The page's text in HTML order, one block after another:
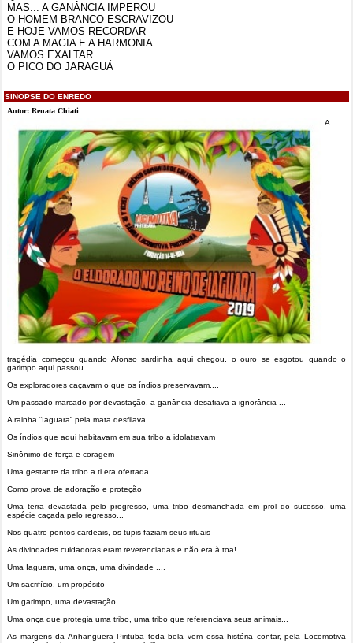
MAS... A GANÂNCIA IMPEROU
O HOMEM BRANCO ESCRAVIZOU
E HOJE VAMOS RECORDAR
COM A MAGIA E A HARMONIA
VAMOS EXALTAR
O PICO DO JARAGUÁ
SINOPSE DO ENREDO
Autor: Renata Chiati
A
tragédia começou quando Afonso sardinha aqui chegou, o ouro se esgotou quando o
garimpo aqui passou
Os exploradores caçavam o que os índios preservavam....
Um passado marcado por devastação, a ganância desafiava a ignorância ...
A rainha “Iaguara” pela mata desfilava
Os índios que aqui habitavam em sua tribo a idolatravam
Sinônimo de força e coragem
Uma gestante da tribo a ti era ofertada
Como prova de adoração e proteção
Uma terra devastada pelo progresso, uma tribo desmanchada em prol do sucesso, uma
espécie caçada pelo regresso...
Nos quatro pontos cardeais, os tupis faziam seus rituais
As divindades cuidadoras eram reverenciadas e não era à toa!
Uma Iaguara, uma onça, uma divindade ....
Um sacrifício, um propósito
Um garimpo, uma devastação...
Uma onça que protegia uma tribo, uma tribo que referenciava seus animais...
As margens da Anhanguera Pirituba toda bela vem essa história contar, pela Locomotiva